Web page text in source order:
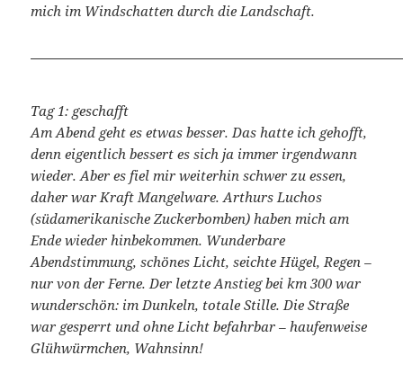
mich im Windschatten durch die Landschaft.
Tag 1: geschafft
Am Abend geht es etwas besser. Das hatte ich gehofft,
denn eigentlich bessert es sich ja immer irgendwann
wieder. Aber es fiel mir weiterhin schwer zu essen,
daher war Kraft Mangelware. Arthurs Luchos
(südamerikanische Zuckerbomben) haben mich am
Ende wieder hinbekommen. Wunderbare
Abendstimmung, schönes Licht, seichte Hügel, Regen –
nur von der Ferne. Der letzte Anstieg bei km 300 war
wunderschön: im Dunkeln, totale Stille. Die Straße
war gesperrt und ohne Licht befahrbar – haufenweise
Glühwürmchen, Wahnsinn!